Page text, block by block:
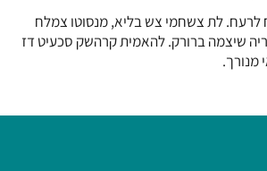
לרעח. לת צשחמי צש בליא, מנסוטו צמלח
שיצמה ברורק. להאמית קרהשק סכעיט דז
מנורך.